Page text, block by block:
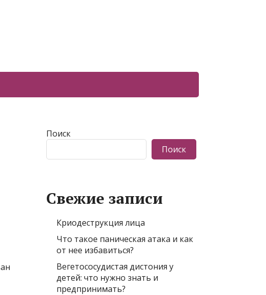
Поиск
Поиск
Свежие записи
Криодеструкция лица
Что такое паническая атака и как
от нее избавиться?
Вегетососудистая дистония у
детей: что нужно знать и
предпринимать?